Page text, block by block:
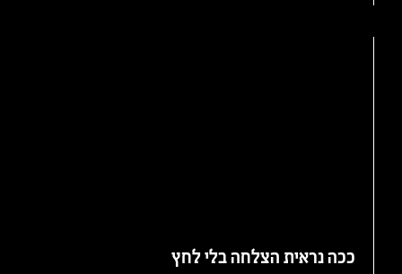
ככה נראית הצלחה בלי לחץ